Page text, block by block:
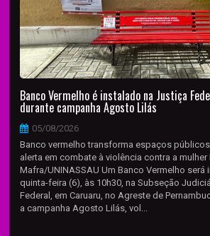
Banco Vermelho é instalado na Justiça
durante campanha Agosto Lilás
05/08/2026
Banco vermelho transforma espaços
alerta em combate à violência contra a mulher
Mafra/UNINASSAU Um Banco Vermelho será
quinta-feira (6), às 10h30, na Subseção
Federal, em Caruaru, no Agreste de
a campanha Agosto Lilás, vol...